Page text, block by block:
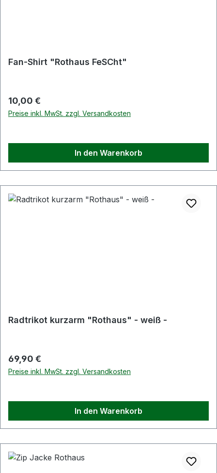
Fan-Shirt "Rothaus FeSCht"
Regulärer Preis:
10,00 €
Preise inkl. MwSt. zzgl. Versandkosten
In den Warenkorb
Radtrikot kurzarm "Rothaus" - weiß -
Regulärer Preis:
69,90 €
Preise inkl. MwSt. zzgl. Versandkosten
In den Warenkorb